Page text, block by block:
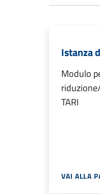
Istanza
Modulo
TARI
VAI ALLA